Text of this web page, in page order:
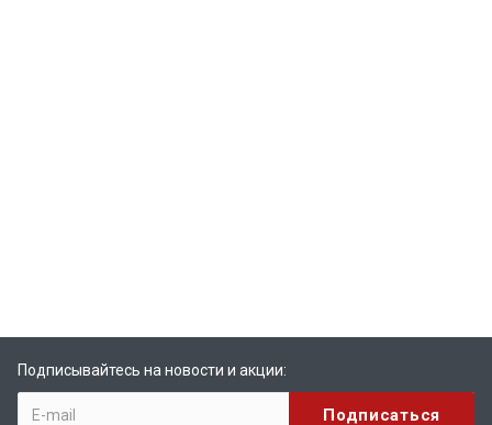
Подписывайтесь на новости и акции: